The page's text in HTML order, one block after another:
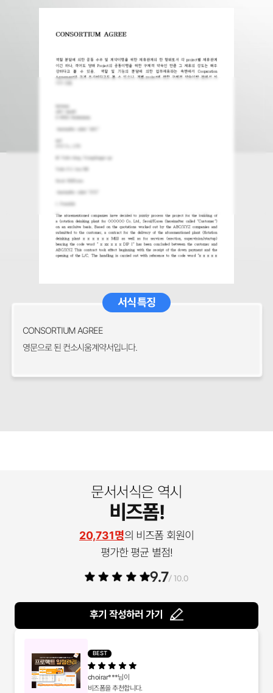
서식 특징
CONSORTIUM AGREE
영문으로 된 컨소시움계약서입니다.
문서서식은 역시
비즈폼!
20,731명의 비즈폼 회원이
평가한 평균 별점!
9.7/ 10.0
후기 작성하러 가기
BEST
choirar***님이
비즈폼을 추천합니다.